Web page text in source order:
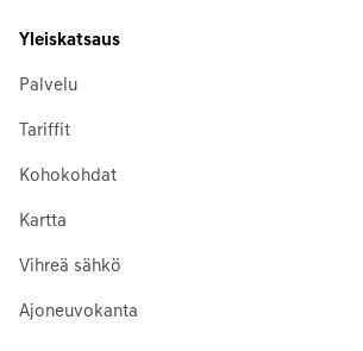
Yleiskatsaus
Palvelu
Tariffit
Kohokohdat
Kartta
Vihreä sähkö
Ajoneuvokanta